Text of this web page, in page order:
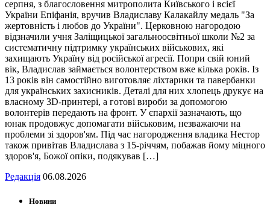
серпня, з благословення митрополита Київського і всієї
України Епіфанія, вручив Владиславу Калакайлу медаль "За
жертовність і любов до України". Церковною нагородою
відзначили учня Заліщицької загальноосвітньої школи №2 за
систематичну підтримку українських військових, які
захищають Україну від російської агресії. Попри свій юний
вік, Владислав займається волонтерством вже кілька років. Із
13 років він самостійно виготовляє ліхтарики та павербанки
для українських захисників. Деталі для них хлопець друкує на
власному 3D-принтері, а готові вироби за допомогою
волонтерів передають на фронт. У єпархії зазначають, що
юнак продовжує допомагати військовим, незважаючи на
проблеми зі здоров'ям. Під час нагородження владика Нестор
також привітав Владислава з 15-річчям, побажав йому міцного
здоров'я, Божої опіки, подякував […]
Редакція 06.08.2026
Новини